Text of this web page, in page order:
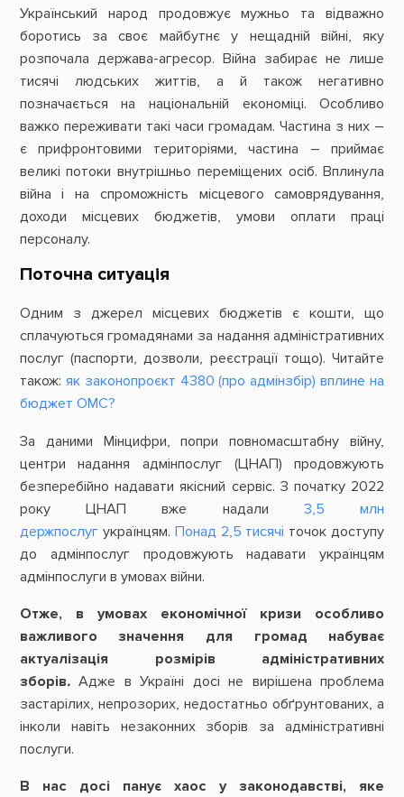
Український народ продовжує мужньо та відважно
боротись за своє майбутнє у нещадній війні, яку
розпочала держава-агресор. Війна забирає не лише
тисячі людських життів, а й також негативно
позначається на національній економіці. Особливо
важко переживати такі часи громадам. Частина з них –
є прифронтовими територіями, частина – приймає
великі потоки внутрішньо переміщених осіб. Вплинула
війна і на спроможність місцевого самоврядування,
доходи місцевих бюджетів, умови оплати праці
персоналу.
Поточна ситуація
Одним з джерел місцевих бюджетів є кошти, що
сплачуються громадянами за надання адміністративних
послуг (паспорти, дозволи, реєстрації тощо). Читайте
також: як законопроєкт 4380 (про адмінзбір) вплине на
бюджет ОМС?
За даними Мінцифри, попри повномасштабну війну,
центри надання адмінпослуг (ЦНАП) продовжують
безперебійно надавати якісний сервіс. З початку 2022
року ЦНАП вже надали3,5 млн
держпослугукраїнцям. Понад 2,5 тисячі точок доступу
до адмінпослуг продовжують надавати українцям
адмінпослуги в умовах війни.
Отже, в умовах економічної кризи особливо
важливого значення для громад набуває
актуалізація розмірів адміністративних
зборів.Адже в Україні досі не вирішена проблема
застарілих, непрозорих, недостатньо обґрунтованих, а
інколи навіть незаконних зборів за адміністративні
послуги.
В нас досі панує хаос у законодавстві, яке